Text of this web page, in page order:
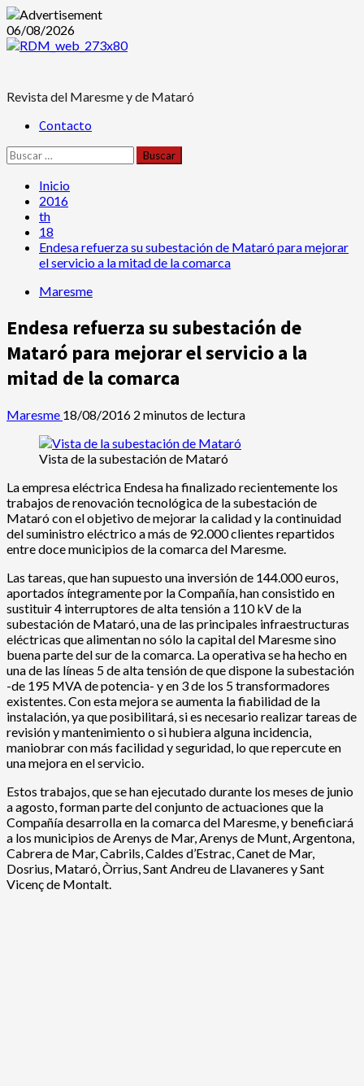
Saltar
al
06/08/2026
Revista del Maresme y de Mataró
Menú Contacto
Buscar:
Inicio
2016
th
18
Endesa refuerza su subestación de Mataró para mejorar
el servicio a la mitad de la comarca
Maresme
Endesa refuerza su subestación de
Mataró para mejorar el servicio a la
mitad de la comarca
Maresme 18/08/2016 2 minutos de lectura
Vista de la subestación de Mataró
La empresa eléctrica Endesa ha finalizado recientemente los
trabajos de renovación tecnológica de la subestación de
Mataró con el objetivo de mejorar la calidad y la continuidad
del suministro eléctrico a más de 92.000 clientes repartidos
entre doce municipios de la comarca del Maresme.
Las tareas, que han supuesto una inversión de 144.000 euros,
aportados íntegramente por la Compañía, han consistido en
sustituir 4 interruptores de alta tensión a 110 kV de la
subestación de Mataró, una de las principales infraestructuras
eléctricas que alimentan no sólo la capital del Maresme sino
buena parte del sur de la comarca. La operativa se ha hecho en
una de las líneas 5 de alta tensión de que dispone la subestación
-de 195 MVA de potencia- y en 3 de los 5 transformadores
existentes. Con esta mejora se aumenta la fiabilidad de la
instalación, ya que posibilitará, si es necesario realizar tareas de
revisión y mantenimiento o si hubiera alguna incidencia,
maniobrar con más facilidad y seguridad, lo que repercute en
una mejora en el servicio.
Estos trabajos, que se han ejecutado durante los meses de junio
a agosto, forman parte del conjunto de actuaciones que la
Compañía desarrolla en la comarca del Maresme, y beneficiará
a los municipios de Arenys de Mar, Arenys de Munt, Argentona,
Cabrera de Mar, Cabrils, Caldes d’Estrac, Canet de Mar,
Dosrius, Mataró, Òrrius, Sant Andreu de Llavaneres y Sant
Vicenç de Montalt.